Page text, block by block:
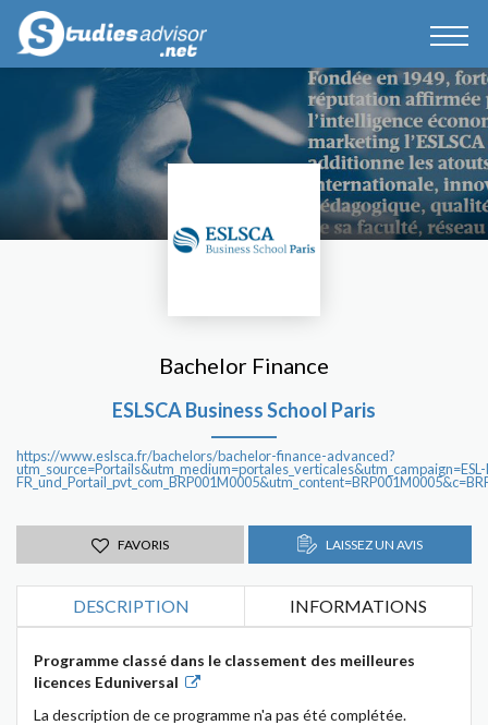
Bachelor Finance
ESLSCA Business School Paris
https://www.eslsca.fr/bachelors/bachelor-finance-advanced?
FAVORIS LAISSEZ UN AVIS
DESCRIPTION INFORMATIONS
Programme classé dans le classement des meilleures
licences Eduniversal
La description de ce programme n'a pas été complétée.